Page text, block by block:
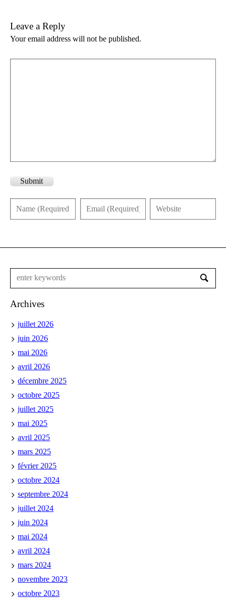
Leave a Reply
Your email address will not be published.
Submit
Archives
juillet 2026
juin 2026
mai 2026
avril 2026
décembre 2025
octobre 2025
juillet 2025
mai 2025
avril 2025
mars 2025
février 2025
octobre 2024
septembre 2024
juillet 2024
juin 2024
mai 2024
avril 2024
mars 2024
novembre 2023
octobre 2023